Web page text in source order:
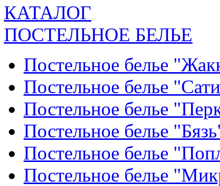
КАТАЛОГ
ПОСТЕЛЬНОЕ БЕЛЬЕ
Постельное белье
Постельное белье
Постельное белье
Постельное белье
Постельное белье
Постельное белье